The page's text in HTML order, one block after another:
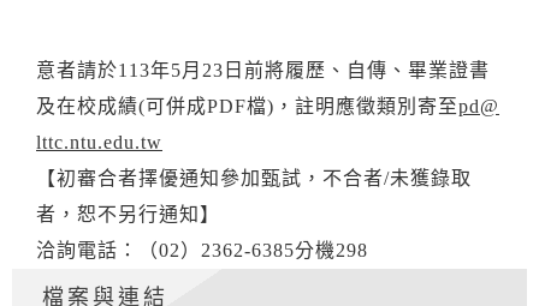
意者請於113年5月23日前將履歷、自傳、畢業證書
及在校成績(可併成PDF檔)，註明應徵類別寄至pd@
lttc.ntu.edu.tw
【初審合者擇優通知參加甄試，不合者/未獲錄取
者，恕不另行通知】
洽詢電話：（02）2362-6385分機298
檔案與連結